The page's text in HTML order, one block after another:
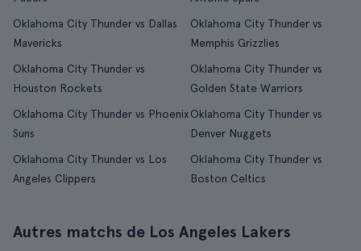
Oklahoma City Thunder vs Dallas
Mavericks
Oklahoma City Thunder vs
Memphis Grizzlies
Oklahoma City Thunder vs
Houston Rockets
Oklahoma City Thunder vs
Golden State Warriors
Oklahoma City Thunder vs Phoenix
Suns
Oklahoma City Thunder vs
Denver Nuggets
Oklahoma City Thunder vs Los
Angeles Clippers
Oklahoma City Thunder vs
Boston Celtics
Autres matchs de Los Angeles Lakers